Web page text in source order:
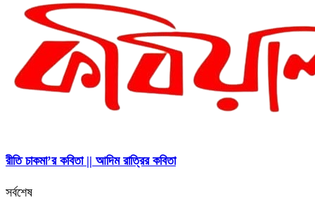
রীতি চাকমা’র কবিতা || আদিম রাত্রির কবিতা
সর্বশেষ